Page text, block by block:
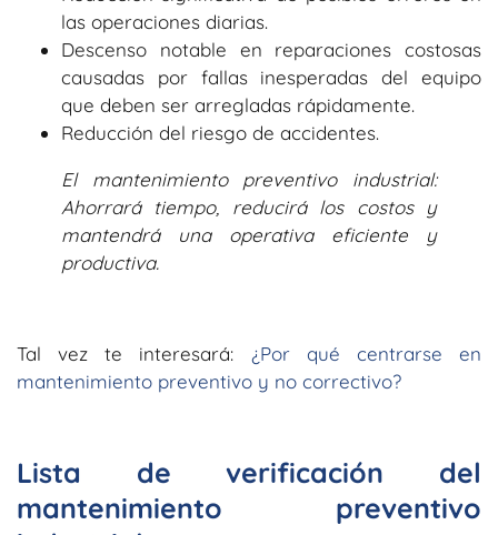
las operaciones diarias.
Descenso notable en reparaciones costosas
causadas por fallas inesperadas del equipo
que deben ser arregladas rápidamente.
Reducción del riesgo de accidentes.
El mantenimiento preventivo industrial:
Ahorrará tiempo, reducirá los costos y
mantendrá una operativa eficiente y
productiva.
Tal vez te interesará: ¿Por qué centrarse en
mantenimiento preventivo y no correctivo?
Lista de verificación del
mantenimiento preventivo